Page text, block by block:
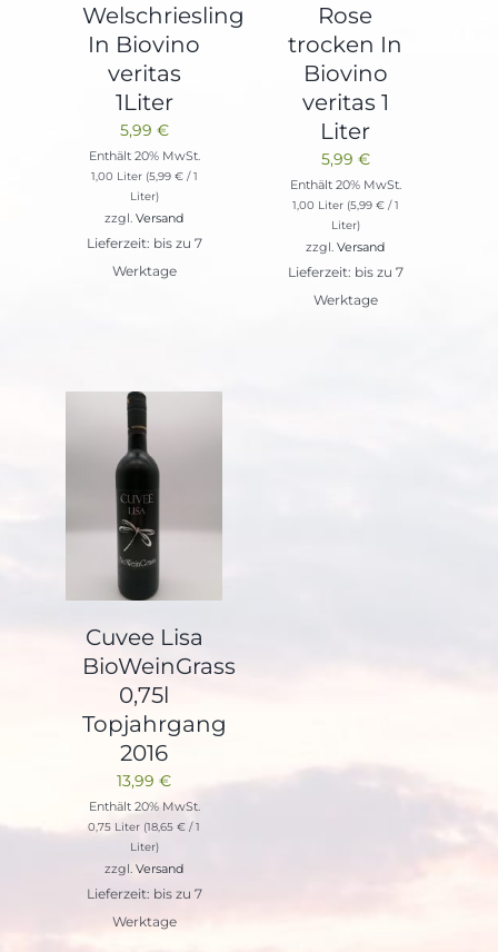
Welschriesling
In Biovino
veritas
1Liter
5,99 €
Enthält 20% MwSt.
1,00 Liter (5,99 €/ 1
Liter)
zzgl.Versand
Lieferzeit: bis zu 7
Werktage
Rose
trocken In
Biovino
veritas 1
Liter
5,99 €
Enthält 20% MwSt.
1,00 Liter (5,99 €/ 1
Liter)
zzgl.Versand
Lieferzeit: bis zu 7
Werktage
Cuvee Lisa
BioWeinGrass
0,75l
Topjahrgang
2016
13,99€
Enthält 20% MwSt.
0,75 Liter (18,65€ / 1
Liter)
zzgl.Versand
Lieferzeit: bis zu 7
Werktage